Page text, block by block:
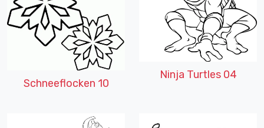
Schneeflocken 10
Ninja Turtles 04